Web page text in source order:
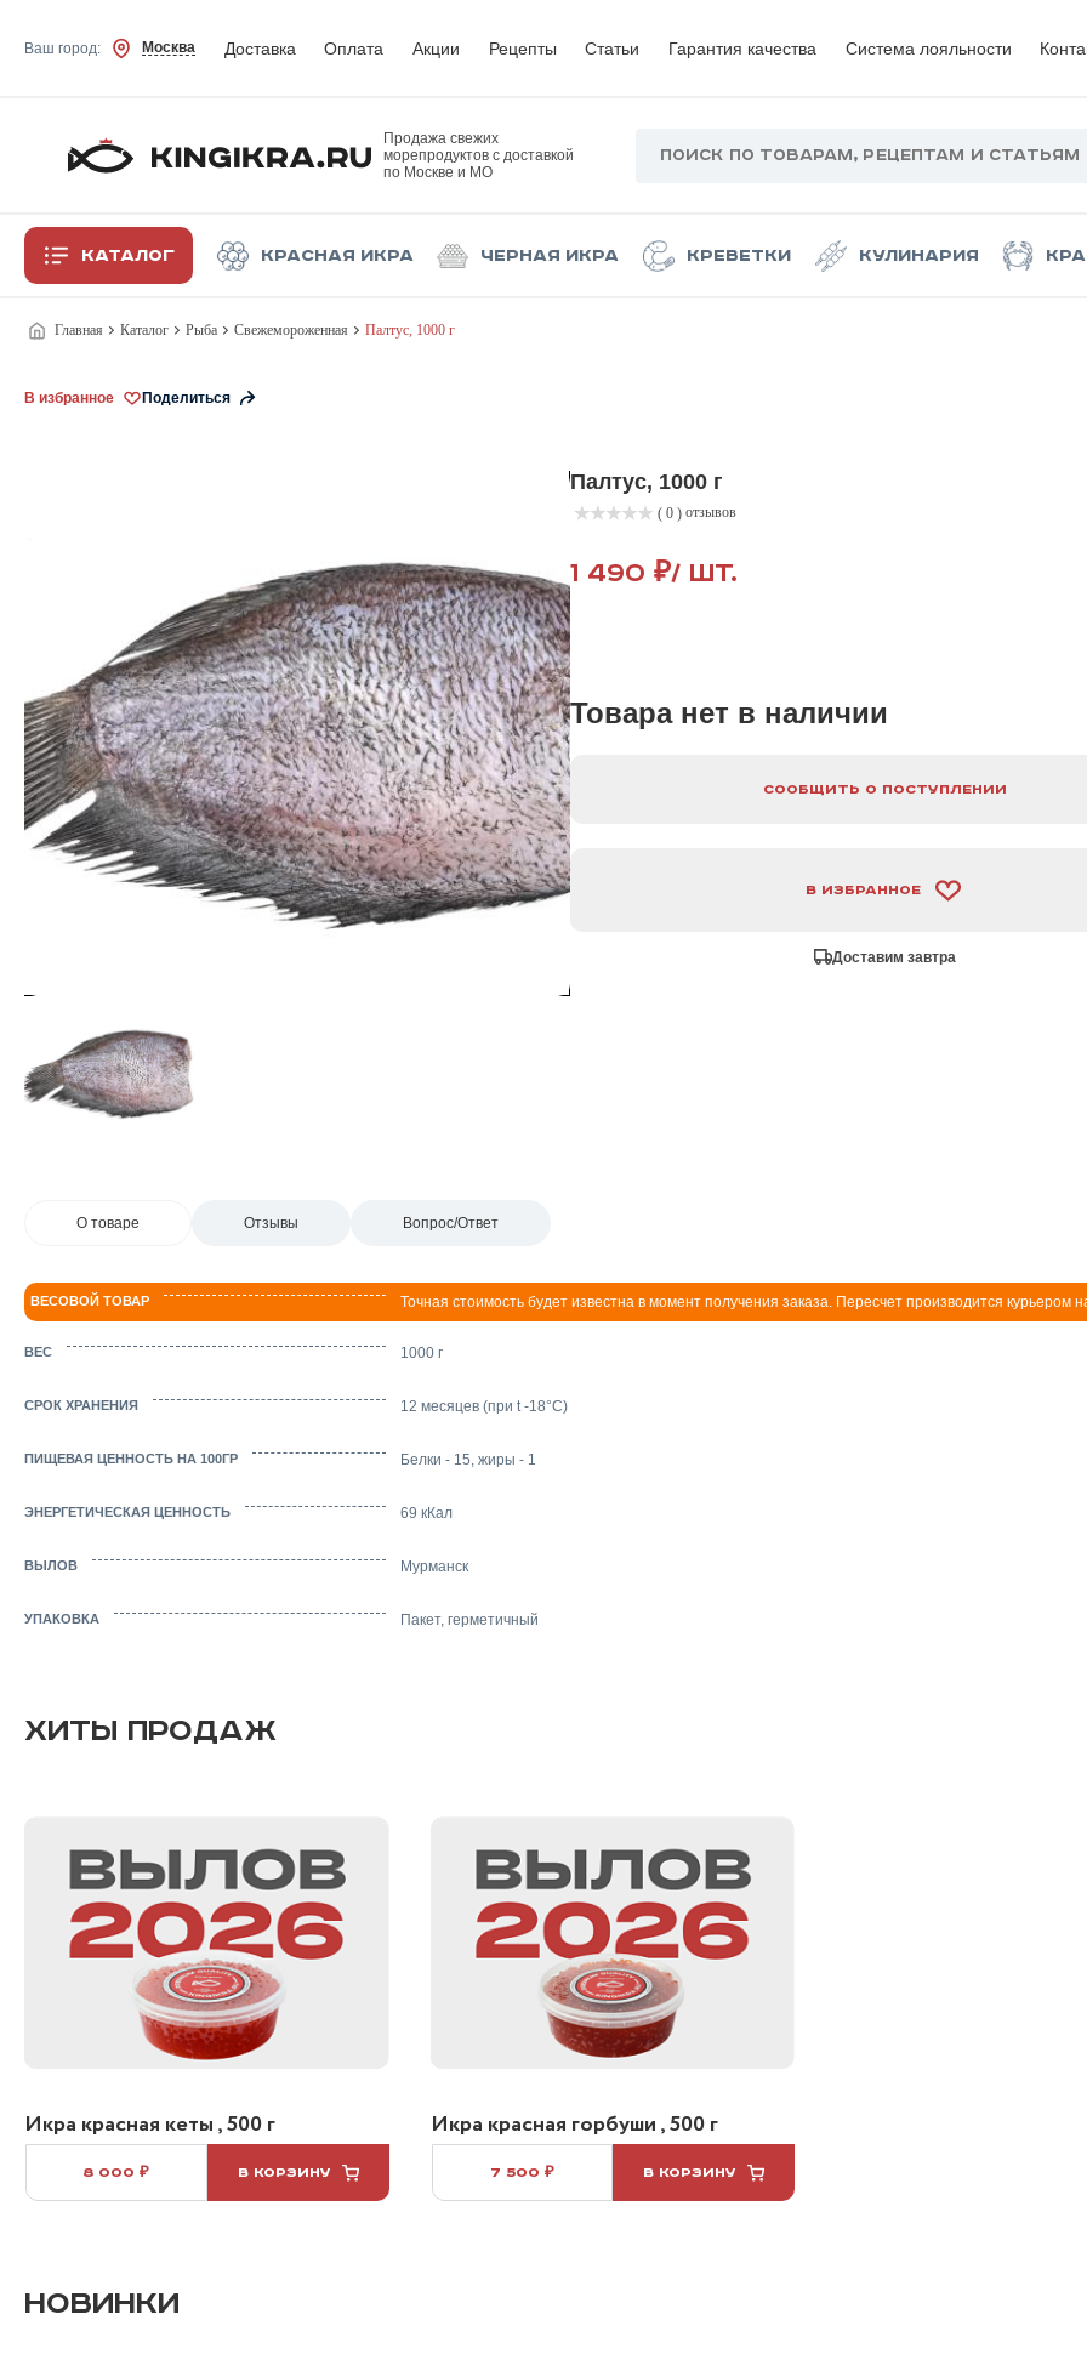
Ваш город: Москва Доставка Оплата Акции Рецепты Статьи Гарантия качества Система лояльности
Продажа свежих
морепродуктов с доставкой
по Москве и МО
Каталог Красная икра Черная икра Креветки Кулинария
Главная Каталог Рыба Свежемороженная Палтус, 1000 г
В избранное
Палтус, 1000 г
( 0 ) отзывов
1 490 ₽/ шт.
Товара нет в наличии
Сообщить о поступлении
В избранное
Доставим завтра
О товаре Отзывы Вопрос/Ответ
ВЕСОВОЙ ТОВАР Точная стоимость будет известна в момент получения заказа. Пересчет производится курьером
ВЕС 1000 г
СРОК ХРАНЕНИЯ 12 месяцев (при t -18°C)
ПИЩЕВАЯ ЦЕННОСТЬ НА 100ГР Белки - 15, жиры - 1
ЭНЕРГЕТИЧЕСКАЯ ЦЕННОСТЬ 69 кКал
ВЫЛОВ Мурманск
УПАКОВКА Пакет, герметичный
ХИТЫ ПРОДАЖ
Икра красная кеты , 500 г
8 000 ₽ В КОРЗИНУ
Икра красная горбуши , 500 г
7 500 ₽ В КОРЗИНУ
НОВИНКИ